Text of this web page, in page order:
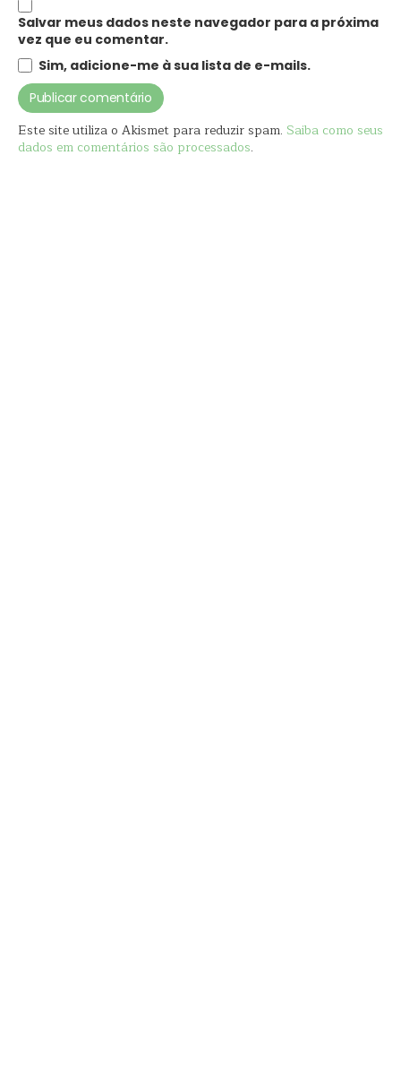
Salvar meus dados neste navegador para a próxima
vez que eu comentar.
Sim, adicione-me à sua lista de e-mails.
Este site utiliza o Akismet para reduzir spam. Saiba como seus
dados em comentários são processados.